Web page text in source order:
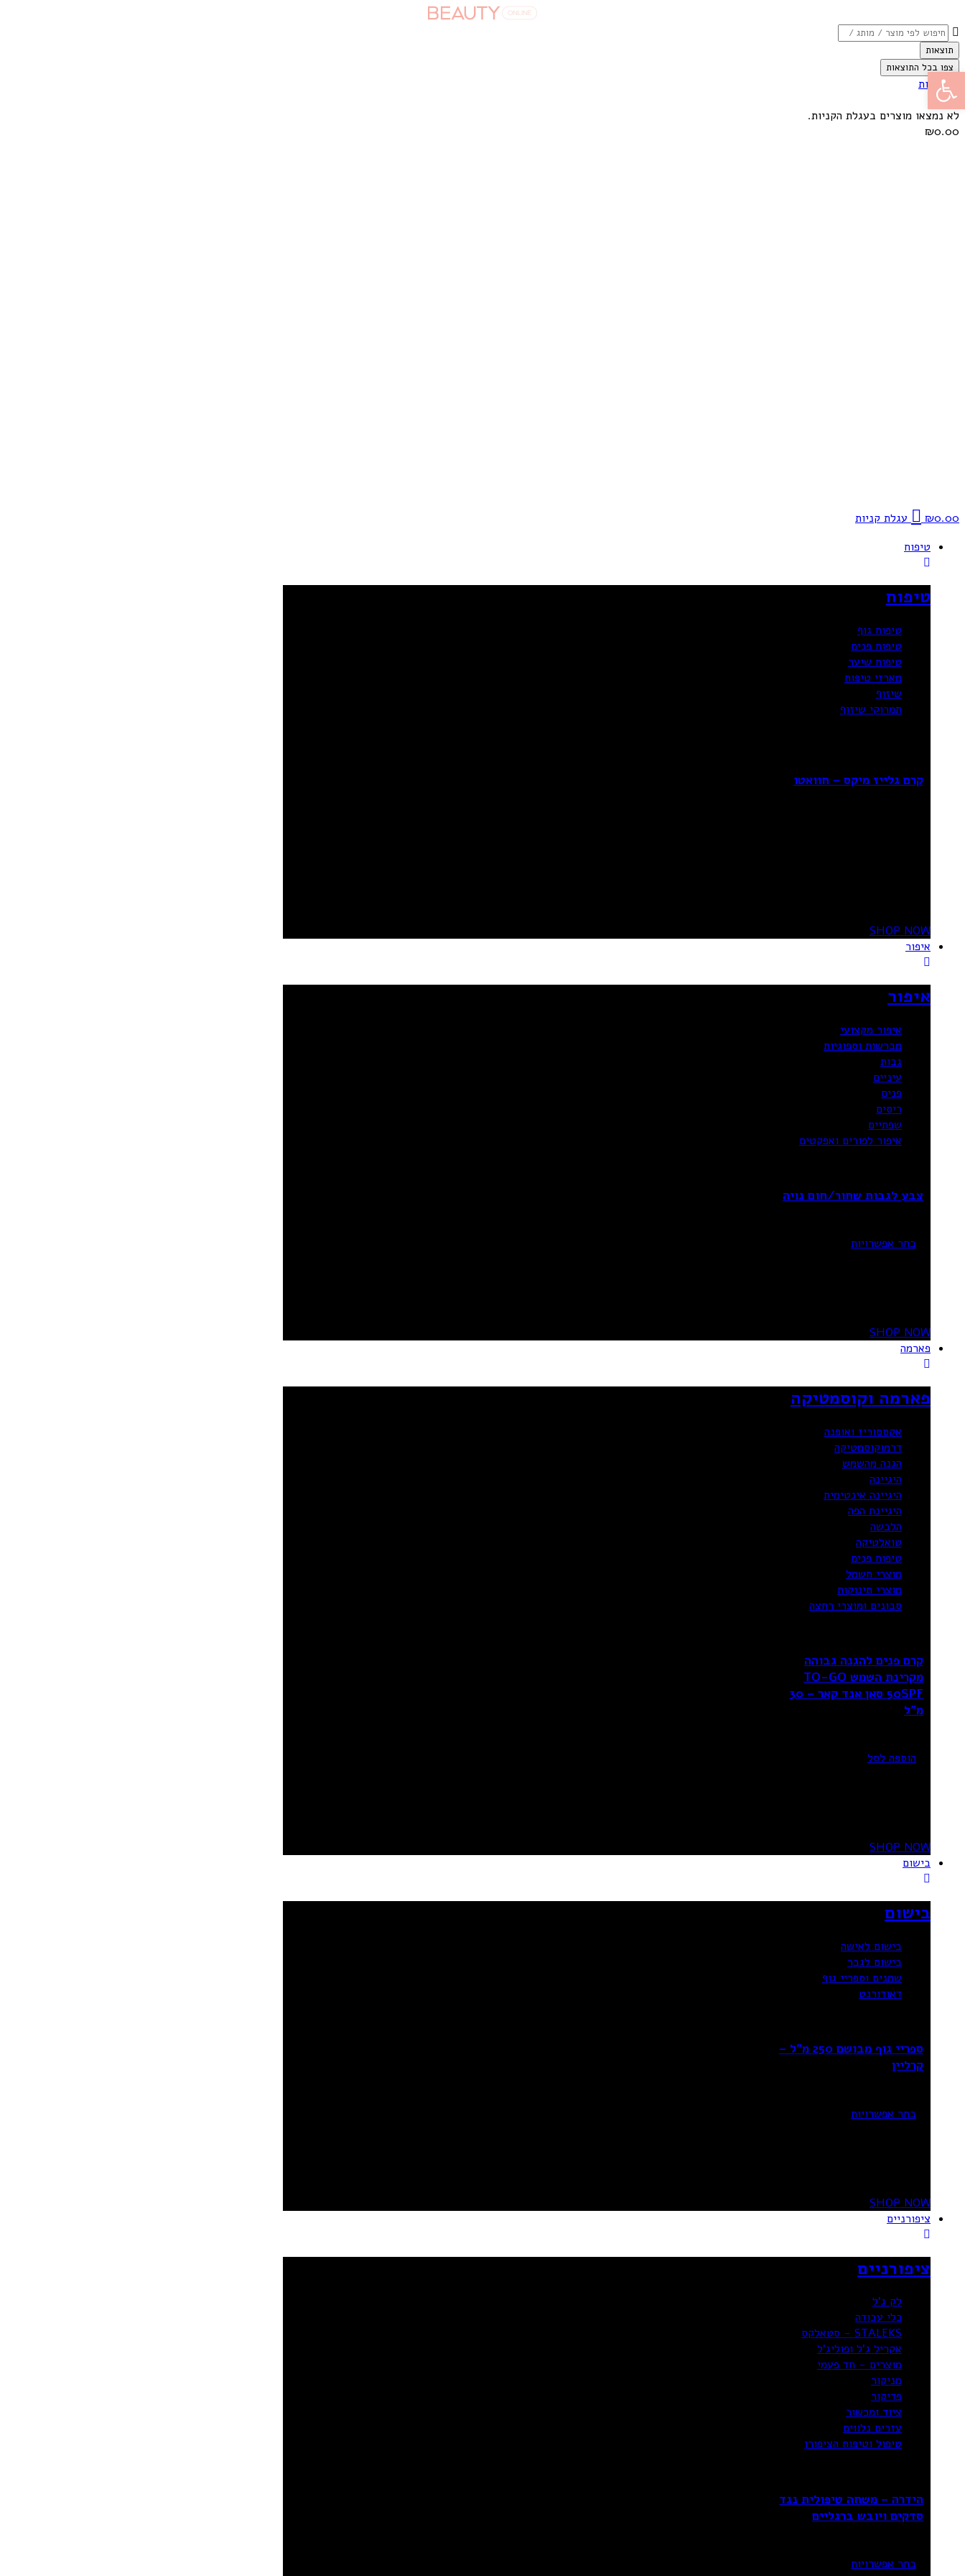
תוצאות
צפו בכל התוצאות
התחברות
לא נמצאו מוצרים בעגלת הקניות.
₪0.00
₪0.00
עגלת קניות
טיפוח
טיפוח
טיפוח גוף
טיפוח פנים
טיפוח שיער
מארזי טיפוח
שיזוף
תמרוקי שיזוף
קרם גלייז מיקס – חוואטו
SHOP NOW
איפור
איפור
איפור מקצועי
מברשות וספוגיות
גבות
עיניים
פנים
ריסים
שפתיים
איפור לפורים ואפקטים
צבע לגבות שחור/חום גויה
בחר אפשרויות
SHOP NOW
פארמה
פארמה וקוסמטיקה
אקססוריז ואופנה
דרמוקוסמטיקה
הגנה מהשמש
היגיינה
היגיינה אינטימית
היגיינת הפה
הלבשה
טואלטיקה
טיפוח פנים
מוצרי חשמל
מוצרי תינוקות
סבונים ומוצרי רחצה
קרם פנים להגנה גבוהה
מקרינת השמש TO-GO
50SPF סאן אנד קאר – 30
מ”ל
הוספה לסל
SHOP NOW
בישום
בישום
בישום לאישה
בישום לגבר
שמנים וספריי גוף
דאודורנט
ספריי גוף מבושם 250 מ”ל –
קרליין
בחר אפשרויות
SHOP NOW
ציפורניים
ציפורניים
לק ג'ל
כלי עבודה
STALEKS - סטאלקס
אקריל ג’ל ופוליג’ל
מוצרים - חד פעמי
מניקור
פדיקור
ציוד ומכשור
עזרים נלווים
טיפול וטיפוח הציפורן
הידרה – משחה טיפולית נגד
סדקים ויובש ברגליים
בחר אפשרויות
פתח סרגל נגישות